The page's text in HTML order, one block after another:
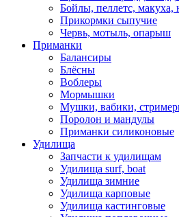
Бойлы, пеллетс, макуха,
Прикормки сыпучие
Червь, мотыль, опарыш
Приманки
Балансиры
Блёсны
Воблеры
Мормышки
Мушки, вабики,
Поролон и мандулы
Приманки силиконовые
Удилища
Запчасти к удилищам
Удилища surf, boat
Удилища зимние
Удилища карповые
Удилища кастинговые